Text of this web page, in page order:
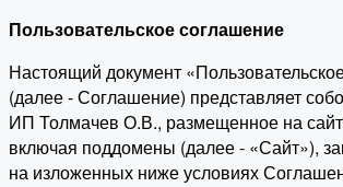
Пользовательское соглашение
Настоящий документ
(далее - Соглашение) представляет
ИП Толмачев О.В., размещенное на
включая поддомены (далее - «Сайт»),
на изложенных ниже условиях